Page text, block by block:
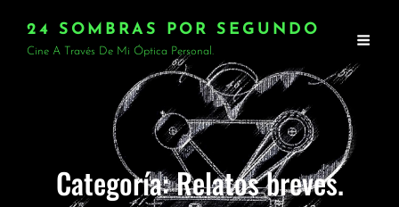
24 SOMBRAS POR SEGUNDO
Cine A Través De Mi Óptica Personal.
Categoría:Relatos breves.